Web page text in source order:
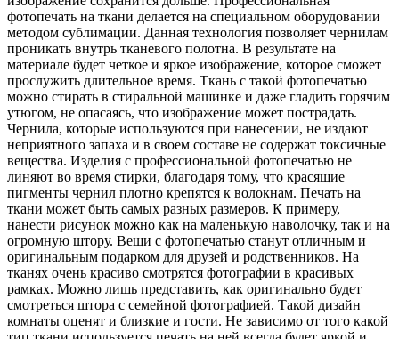
фотопечать на ткани делается на специальном оборудовании
методом сублимации. Данная технология позволяет чернилам
проникать внутрь тканевого полотна. В результате на
материале будет четкое и яркое изображение, которое сможет
прослужить длительное время. Ткань с такой фотопечатью
можно стирать в стиральной машинке и даже гладить горячим
утюгом, не опасаясь, что изображение может пострадать.
Чернила, которые используются при нанесении, не издают
неприятного запаха и в своем составе не содержат токсичные
вещества. Изделия с профессиональной фотопечатью не
линяют во время стирки, благодаря тому, что красящие
пигменты чернил плотно крепятся к волокнам. Печать на
ткани может быть самых разных размеров. К примеру,
нанести рисунок можно как на маленькую наволочку, так и на
огромную штору. Вещи с фотопечатью станут отличным и
оригинальным подарком для друзей и родственников. На
тканях очень красиво смотрятся фотографии в красивых
рамках. Можно лишь представить, как оригинально будет
смотреться штора с семейной фотографией. Такой дизайн
комнаты оценят и близкие и гости. Не зависимо от того какой